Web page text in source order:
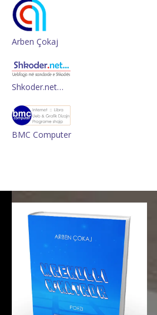
Arben Çokaj
Shkoder.net…
BMC Computer